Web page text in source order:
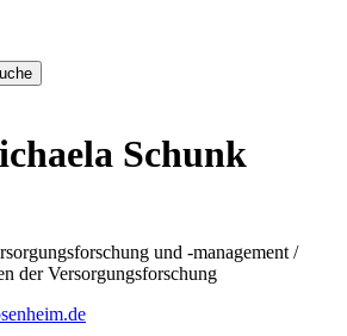
Schunk
und -management /
der Versorgungsforschung